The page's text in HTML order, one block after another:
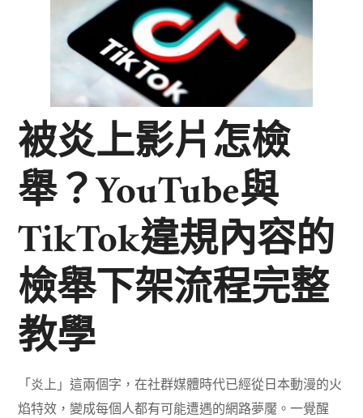
被炎上影片怎檢
舉？YouTube與
TikTok違規內容的
檢舉下架流程完整
教學
「炎上」這兩個字，在社群媒體時代已經從日本動漫的火
焰特效，變成每個人都有可能遭遇的網路夢魘。一覺醒